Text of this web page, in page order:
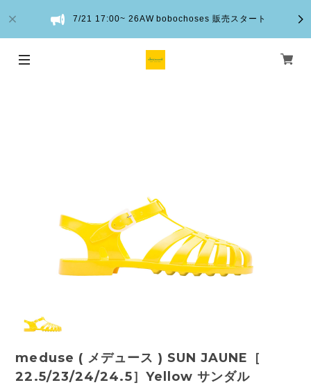
7/21 17:00~ 26AW bobochoses 販売スタート
meduse ( メデュース ) SUN JAUNE［
22.5/23/24/24.5］Yellow サンダル